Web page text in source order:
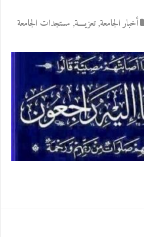
أخبار الجامعة,تعزيــــة, مستجدات الجامعة